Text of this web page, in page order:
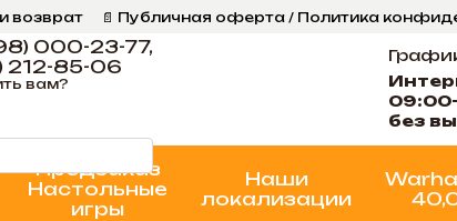
возврат
📄 Публичная оферта / Политика
📞 Контакты Ігрова Майстерня
000-23-77,
212-85-06
вам?
без
Предзаказ
Настольные
игры
Наши
локализации